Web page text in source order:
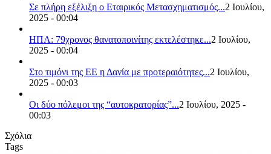
Σε πλήρη εξέλιξη ο Εταιρικός Μετασχηματισμός...2 Ιουλίου,
2025 - 00:04
ΗΠΑ: 79χρονος θανατοποινίτης εκτελέστηκε...2 Ιουλίου,
2025 - 00:04
Στο τιμόνι της ΕΕ η Δανία με προτεραιότητες...2 Ιουλίου,
2025 - 00:03
Οι δύο πόλεμοι της “αυτοκρατορίας”...2 Ιουλίου, 2025 -
00:03
Σχόλια
Tags